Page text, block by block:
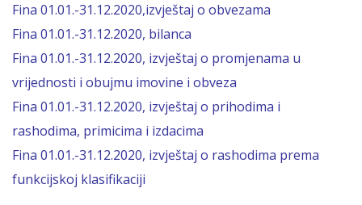
Fina 01.01.-31.12.2020,izvještaj o obvezama
Fina 01.01.-31.12.2020, bilanca
Fina 01.01.-31.12.2020, izvještaj o promjenama u
vrijednosti i obujmu imovine i obveza
Fina 01.01.-31.12.2020, izvještaj o prihodima i
rashodima, primicima i izdacima
Fina 01.01.-31.12.2020, izvještaj o rashodima prema
funkcijskoj klasifikaciji